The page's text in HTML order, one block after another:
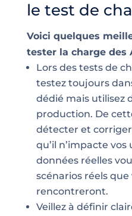
le test de
Voici quelques
tester la charge des
Lors des tests de
testez toujours
dédié mais utilisez
production. De
détecter et
qu’il n’impacte
données réelles
scénarios réels
rencontreront.
Veillez à définir